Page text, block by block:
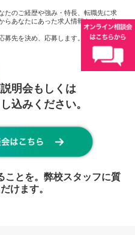
たのご経歴や強み・特長、転職先に求
らあなたにあった求人情報をリスト化
募先を決め、応募します。
明会もしくは
込みください。
ことを。弊校スタッフに質
けます。